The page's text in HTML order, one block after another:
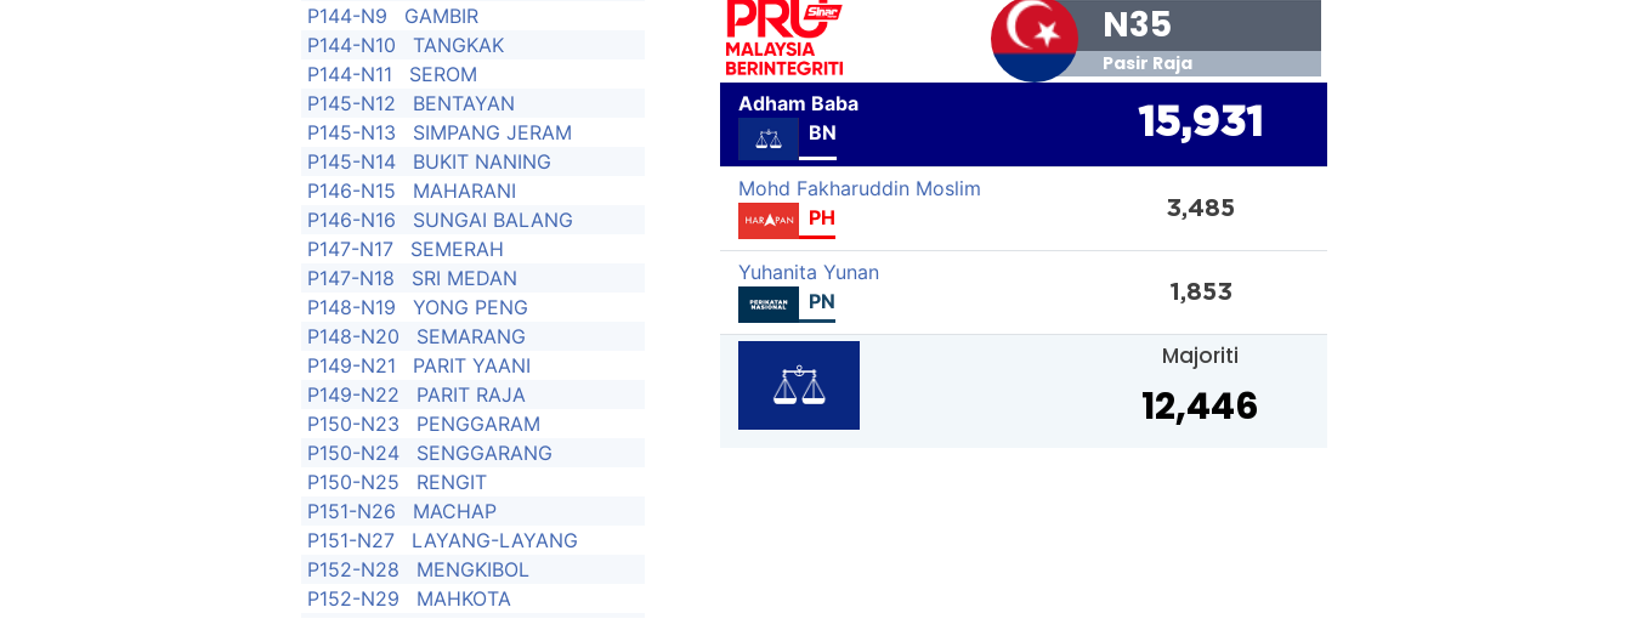
P144-N9
GAMBIR
P144-N10
TANGKAK
P144-N11
SEROM
P145-N12
BENTAYAN
P145-N13
SIMPANG JERAM
P145-N14
BUKIT NANING
P146-N15
MAHARANI
P146-N16
SUNGAI BALANG
P147-N17
SEMERAH
P147-N18
SRI MEDAN
P148-N19
YONG PENG
P148-N20
SEMARANG
P149-N21
PARIT YAANI
P149-N22
PARIT RAJA
P150-N23
PENGGARAM
P150-N24
SENGGARANG
P150-N25
RENGIT
P151-N26
MACHAP
P151-N27
LAYANG-LAYANG
P152-N28
MENGKIBOL
P152-N29
MAHKOTA
N35
Pasir Raja
Adham Baba
BN
15,931
Mohd Fakharuddin Moslim
PH
3,485
Yuhanita Yunan
PN
1,853
Majoriti
12,446